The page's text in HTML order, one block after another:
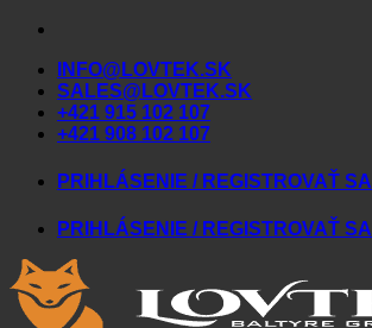
Skip
contentINFO@LOVTEK.SK
SALES@LOVTEK.SK
+421 915 102 107
+421 908 102 107
PRIHLÁSENIE / REGISTROVAŤ SA
PRIHLÁSENIE / REGISTROVAŤ SA